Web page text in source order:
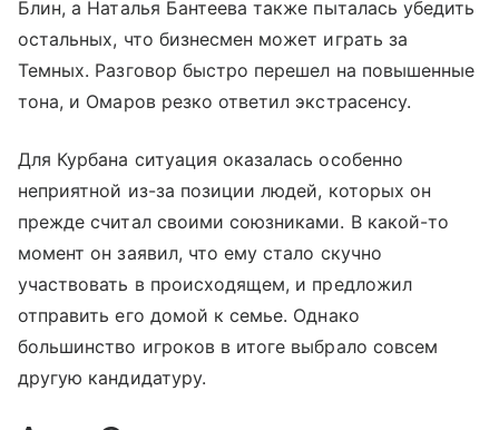
Блин, а Наталья Бантеева также пыталась убедить
остальных, что бизнесмен может играть за
Темных. Разговор быстро перешел на повышенные
тона, и Омаров резко ответил экстрасенсу.
Для Курбана ситуация оказалась особенно
неприятной из-за позиции людей, которых он
прежде считал своими союзниками. В какой-то
момент он заявил, что ему стало скучно
участвовать в происходящем, и предложил
отправить его домой к семье. Однако
большинство игроков в итоге выбрало совсем
другую кандидатуру.